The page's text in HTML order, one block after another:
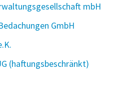
mbH
GmbH
(haftungsbeschränkt)